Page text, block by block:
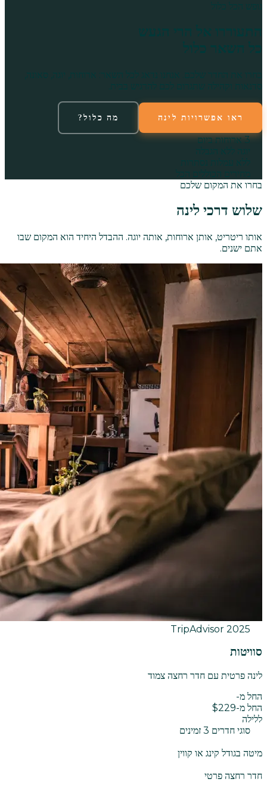
נופש הכל כלול
התעוררו אל הרי הגעש
כל השאר כלול
בחרו את החדר שלכם. אנחנו נדאג לכל השאר: ארוחות, יוגה, סאונה,
סדנאות וקהילה שתגרום לכם להרגיש בבית.
ראו אפשרויות לינה
מה כלול?
3 ארוחות ביום
יוגה ללא הגבלה
ללא עמלות נסתרות
מחירים הכוללים הכל
בחרו את המקום שלכם
שלוש דרכי לינה
אותו ריטריט, אותן ארוחות, אותה יוגה. ההבדל היחיד הוא המקום שבו
אתם ישנים.
TripAdvisor 2025
סוויטות
לינה פרטית עם חדר רחצה צמוד
החל מ-
החל מ-$229
ללילה
סוגי חדרים 3 זמינים
מיטה בגודל קינג או קווין
חדר רחצה פרטי